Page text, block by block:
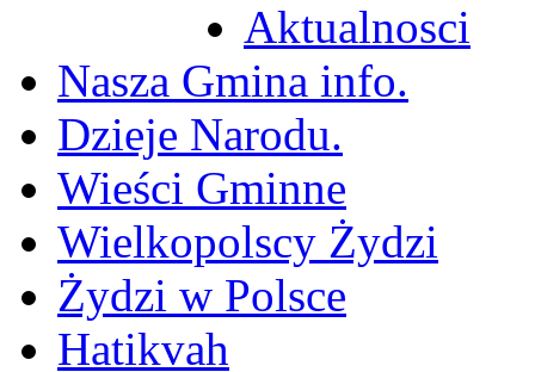
Aktualnosci
Nasza Gmina info.
Dzieje Narodu.
Wieści Gminne
Wielkopolscy Żydzi
Żydzi w Polsce
Hatikvah